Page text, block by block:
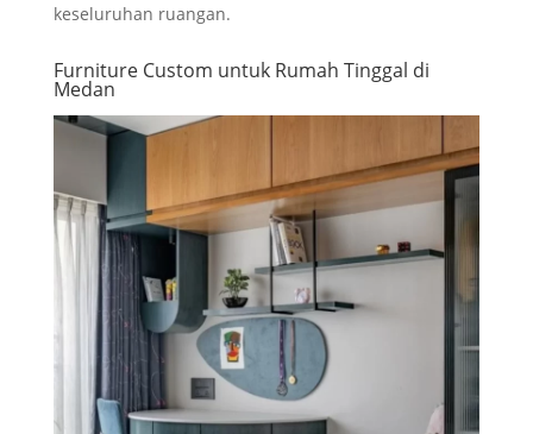
keseluruhan ruangan.
Furniture Custom untuk Rumah Tinggal di
Medan